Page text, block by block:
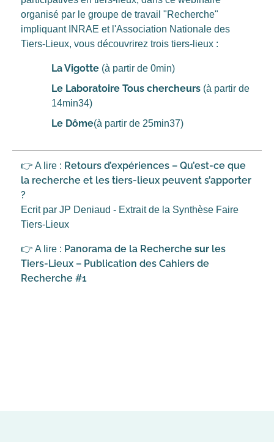
organisé par le groupe de travail "Recherche"
impliquant INRAE et l'Association Nationale des
Tiers-Lieux, vous découvrirez trois tiers-lieux :
La Vigotte (à partir de 0min)
Le Laboratoire Tous chercheurs(à partir de
14min34)
Le Dôme(à partir de 25min37)
👉 A lire : Retours d’expériences – Qu’est-ce que
la recherche et les tiers-lieux peuvent s’apporter
?
Ecrit par JP Deniaud - Extrait de la Synthèse Faire
Tiers-Lieux
👉 A lire : Panorama de la Recherche sur les
Tiers-Lieux – Publication des Cahiers de
Recherche #1